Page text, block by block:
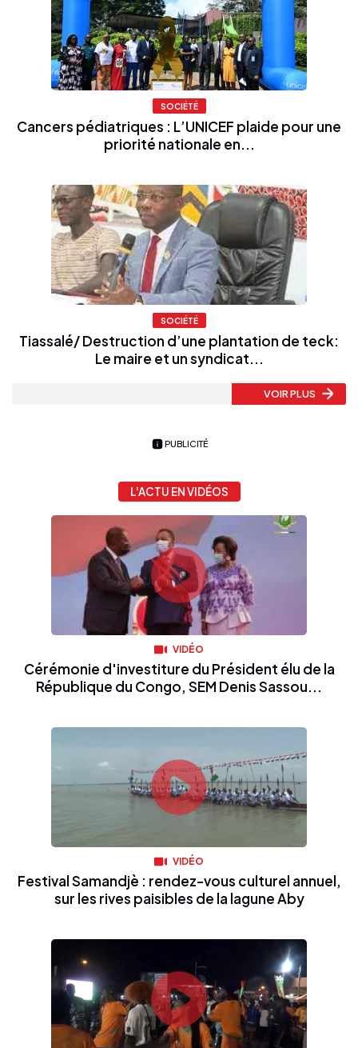
SOCIÉTÉ
Cancers pédiatriques : L’UNICEF plaide pour une
priorité nationale en...
SOCIÉTÉ
Tiassalé/ Destruction d’une plantation de teck:
Le maire et un syndicat...
VOIR PLUS
PUBLICITÉ
L'ACTU EN VIDÉOS
VIDÉO
Cérémonie d'investiture du Président élu de la
République du Congo, SEM Denis Sassou...
VIDÉO
Festival Samandjè : rendez-vous culturel annuel,
sur les rives paisibles de la lagune Aby